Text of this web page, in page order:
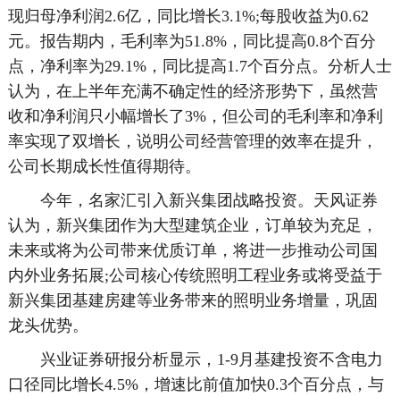
现归母净利润2.6亿，同比增长3.1%;每股收益为0.62
元。报告期内，毛利率为51.8%，同比提高0.8个百分
点，净利率为29.1%，同比提高1.7个百分点。分析人士
认为，在上半年充满不确定性的经济形势下，虽然营
收和净利润只小幅增长了3%，但公司的毛利率和净利
率实现了双增长，说明公司经营管理的效率在提升，
公司长期成长性值得期待。
今年，名家汇引入新兴集团战略投资。天风证券
认为，新兴集团作为大型建筑企业，订单较为充足，
未来或将为公司带来优质订单，将进一步推动公司国
内外业务拓展;公司核心传统照明工程业务或将受益于
新兴集团基建房建等业务带来的照明业务增量，巩固
龙头优势。
兴业证券研报分析显示，1-9月基建投资不含电力
口径同比增长4.5%，增速比前值加快0.3个百分点，与